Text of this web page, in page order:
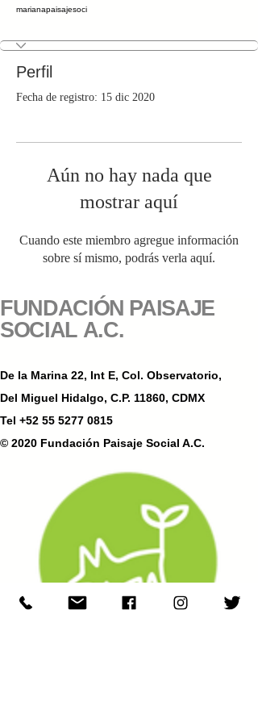
marianapaisajesoci
Perfil
Fecha de registro: 15 dic 2020
Aún no hay nada que
mostrar aquí
Cuando este miembro agregue información
sobre sí mismo, podrás verla aquí.
FUNDACIÓN PAISAJE
SOCIAL A.C.
De la Marina 22, Int E, Col. Observatorio,
Del Miguel Hidalgo, C.P. 11860, CDMX
Tel +52 55 5277 0815
© 2020 Fundación Paisaje Social A.C.